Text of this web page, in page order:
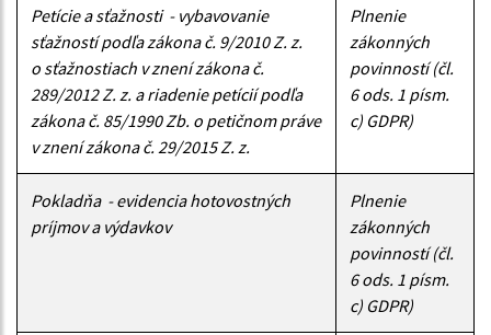
Petície a sťažnosti - vybavovanie
sťažností podľa zákona č. 9/2010 Z. z.
o sťažnostiach v znení zákona č.
289/2012 Z. z. a riadenie petícií podľa
zákona č. 85/1990 Zb. o petičnom práve
v znení zákona č. 29/2015 Z. z.
Plnenie
zákonných
povinností (čl.
6 ods. 1 písm.
c) GDPR)
Pokladňa - evidencia hotovostných
príjmov a výdavkov
Plnenie
zákonných
povinností (čl.
6 ods. 1 písm.
c) GDPR)